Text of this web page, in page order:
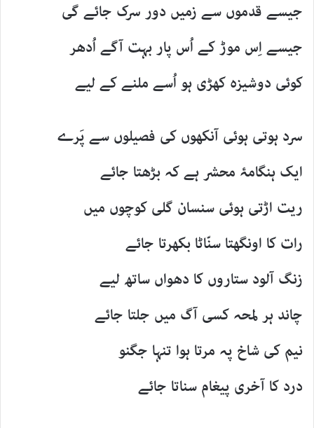
جیسے قدموں سے زمیں دور سرک جائے گی
جیسے اِس موڑ کے اُس پار بہت آگے اُدھر
کوئی دوشیزہ کھڑی ہو اُسے ملنے کے لیے
سرد ہوتی ہوئی آنکھوں کی فصیلوں سے پَرے
ایک ہنگامۂ محشر ہے کہ بڑھتا جائے
ریت اڑتی ہوئی سنسان گلی کوچوں میں
رات کا اونگھتا سنّاٹا بکھرتا جائے
زنگ آلود ستاروں کا دھواں ساتھ لیے
چاند ہر لمحہ کسی آگ میں جلتا جائے
نیم کی شاخ پہ مرتا ہوا تنہا جگنو
درد کا آخری پیغام سناتا جائے